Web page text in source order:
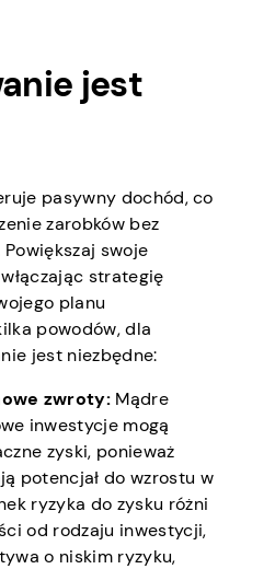
jest
pasywny dochód, co
zarobków bez
Powiększaj swoje
strategię
planu
powodów, dla
jest niezbędne:
zwroty: Mądre
inwestycje mogą
zyski, ponieważ
potencjał do wzrostu w
ryzyka do zysku różni
od rodzaju inwestycji,
o niskim ryzyku,